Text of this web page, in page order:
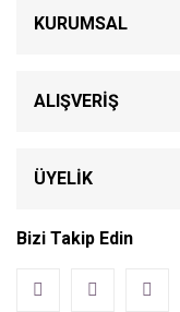
KURUMSAL
ALIŞVERİŞ
ÜYELİK
Bizi Takip Edin